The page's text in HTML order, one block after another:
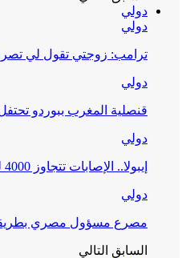
دولي
دولي
ترامب: زوجتي تقول لي
دولي
قنصلية المغرب ببوردو تحتفل
دولي
إيبولا.. الإصابات تتجاوز 4000 للمرة الأولى منذ تفشي الوباء
دولي
مصرع مسؤول مصري
السابق التالي